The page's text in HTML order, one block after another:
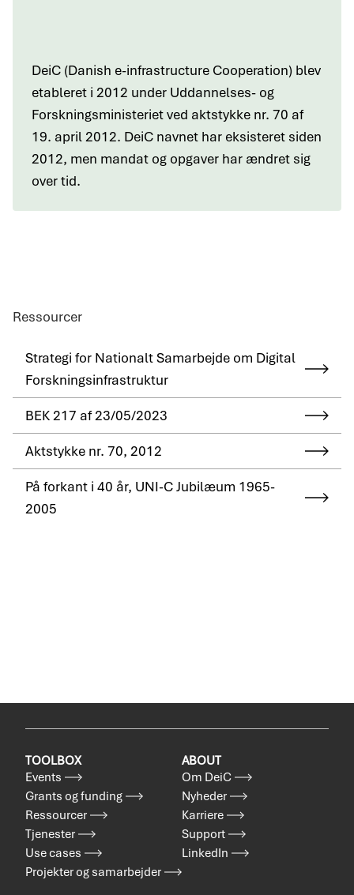
DeiC (Danish e-infrastructure Cooperation) blev
etableret i 2012 under Uddannelses- og
Forskningsministeriet ved aktstykke nr. 70 af
19. april 2012. DeiC navnet har eksisteret siden
2012, men mandat og opgaver har ændret sig
over tid.
Ressourcer
Strategi for Nationalt Samarbejde om Digital
Forskningsinfrastruktur
BEK 217 af 23/05/2023
Aktstykke nr. 70, 2012
På forkant i 40 år, UNI-C Jubilæum 1965-
2005
TOOLBOX
Events
Grants og funding
Ressourcer
Tjenester
Use cases
Projekter og samarbejder
ABOUT
Om DeiC
Nyheder
Karriere
Support
LinkedIn